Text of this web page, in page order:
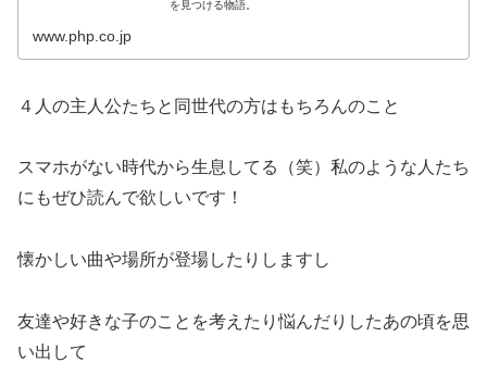
を見つける物語。
www.php.co.jp
４人の主人公たちと同世代の方はもちろんのこと
スマホがない時代から生息してる（笑）私のような人たち
にもぜひ読んで欲しいです！
懐かしい曲や場所が登場したりしますし
友達や好きな子のことを考えたり悩んだりしたあの頃を思
い出して